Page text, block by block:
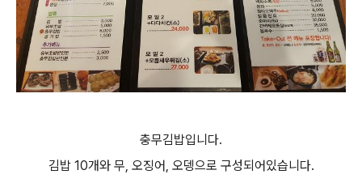
충무김밥입니다.
김밥 10개와 무, 오징어, 오뎅으로 구성되어있습니다.